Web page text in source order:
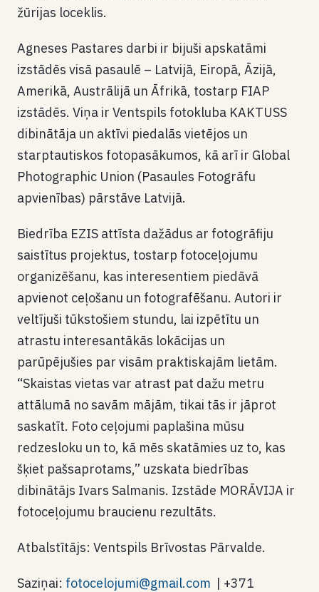
žūrijas loceklis.
Agneses Pastares darbi ir bijuši apskatāmi
izstādēs visā pasaulē – Latvijā, Eiropā, Āzijā,
Amerikā, Austrālijā un Āfrikā, tostarp FIAP
izstādēs. Viņa ir Ventspils fotokluba KAKTUSS
dibinātāja un aktīvi piedalās vietējos un
starptautiskos fotopasākumos, kā arī ir Global
Photographic Union (Pasaules Fotogrāfu
apvienības) pārstāve Latvijā.
Biedrība EZIS attīsta dažādus ar fotogrāfiju
saistītus projektus, tostarp fotoceļojumu
organizēšanu, kas interesentiem piedāvā
apvienot ceļošanu un fotografēšanu. Autori ir
veltījuši tūkstošiem stundu, lai izpētītu un
atrastu interesantākās lokācijas un
parūpējušies par visām praktiskajām lietām.
“Skaistas vietas var atrast pat dažu metru
attālumā no savām mājām, tikai tās ir jāprot
saskatīt. Foto ceļojumi paplašina mūsu
redzesloku un to, kā mēs skatāmies uz to, kas
šķiet pašsaprotams,” uzskata biedrības
dibinātājs Ivars Salmanis. Izstāde MORĀVIJA ir
fotoceļojumu braucienu rezultāts.
Atbalstītājs: Ventspils Brīvostas Pārvalde.
Saziņai: fotocelojumi@gmail.com | +371